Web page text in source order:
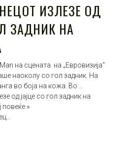
ИЗЛЕЗЕ ОД
ЗАДНИК НА
на сцената на „Евровизија“
наоколу со гол задник. На
во боја на кожа. Во …
од јајце со гол задник на
повеќе »